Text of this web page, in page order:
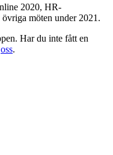
2020, HR-
möten under 2021.
Har du inte fått en
oss.